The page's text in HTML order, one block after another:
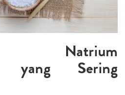
Natrium
yang Sering